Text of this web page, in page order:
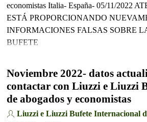
economistas Italia- España- 05/11/2022
ESTÁ PROPORCIONANDO
INFORMACIONES FALSAS SOBRE
BUFETE
Noviembre 2022- datos
contactar con Liuzzi e Liuzzi
de abogados y economistas
Liuzzi e Liuzzi Bufete Internacional